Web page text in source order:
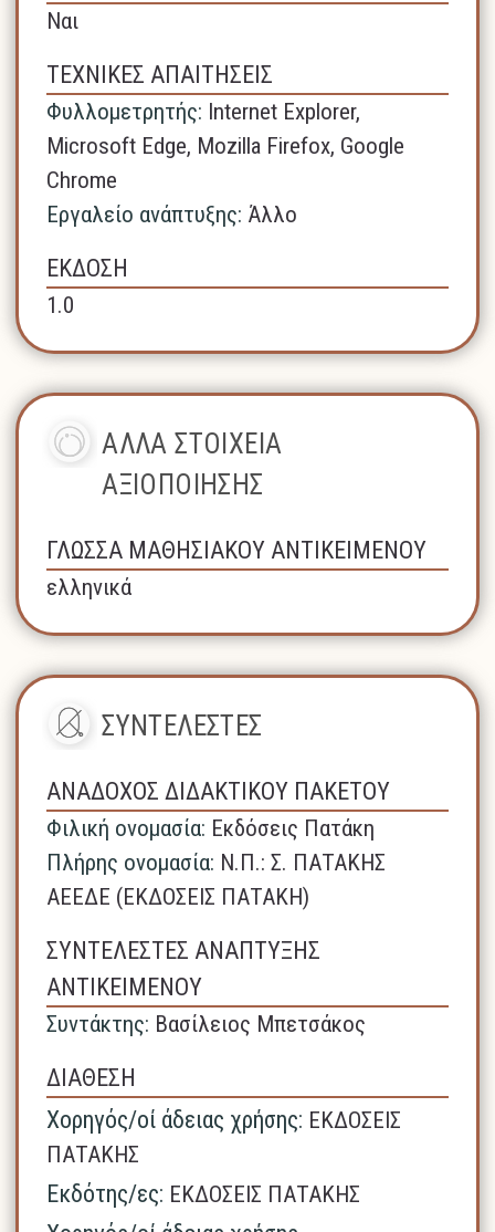
Ναι
ΤΕΧΝΙΚΕΣ ΑΠΑΙΤΗΣΕΙΣ
Φυλλομετρητής: Internet Explorer,
Microsoft Edge, Mozilla Firefox, Google
Chrome
Εργαλείο ανάπτυξης: Άλλο
ΕΚΔΟΣΗ
1.0
ΑΛΛΑ ΣΤΟΙΧΕΙΑ
ΑΞΙΟΠΟΙΗΣΗΣ
ΓΛΩΣΣΑ ΜΑΘΗΣΙΑΚΟΥ ΑΝΤΙΚΕΙΜΕΝΟΥ
ελληνικά
ΣΥΝΤΕΛΕΣΤΕΣ
ΑΝΑΔΟΧΟΣ ΔΙΔΑΚΤΙΚΟΥ ΠΑΚΕΤΟΥ
Φιλική ονομασία: Εκδόσεις Πατάκη
Πλήρης ονομασία: N.Π.: Σ. ΠΑΤΑΚΗΣ
ΑΕΕΔΕ (ΕΚΔΟΣΕΙΣ ΠΑΤΑΚΗ)
ΣΥΝΤΕΛΕΣΤΕΣ ΑΝΑΠΤΥΞΗΣ
ΑΝΤΙΚΕΙΜΕΝΟΥ
Συντάκτης: Βασίλειος Μπετσάκος
ΔΙΑΘΕΣΗ
Χορηγός/οί άδειας χρήσης: ΕΚΔΟΣΕΙΣ
ΠΑΤΑΚΗΣ
Εκδότης/ες: ΕΚΔΟΣΕΙΣ ΠΑΤΑΚΗΣ